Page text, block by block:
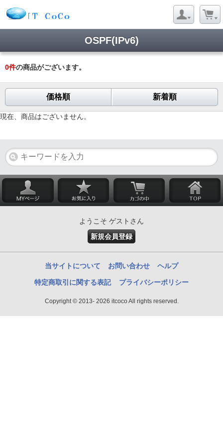
OSPF(IPv6)
0件の商品がございます。
価格順 新着順
現在、商品はございません。
ようこそ ゲストさん
新規会員登録
当サイトについて お問い合わせ ヘルプ
特定商取引に関する表記 プライバシーポリシー
Copyright © 2013- 2026 itcoco All rights reserved.